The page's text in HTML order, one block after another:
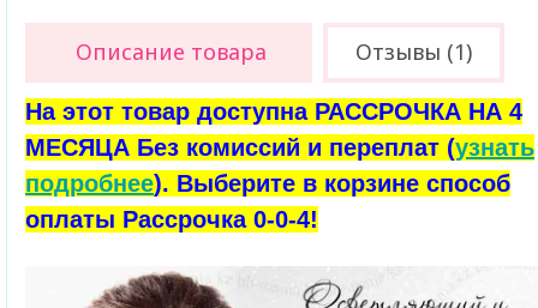
Описание товара Отзывы (1)
На этот товар доступна РАССРОЧКА НА 4
МЕСЯЦА Без комиссий и переплат (узнать
подробнее). Выберите в корзине способ
оплаты Рассрочка 0-0-4!